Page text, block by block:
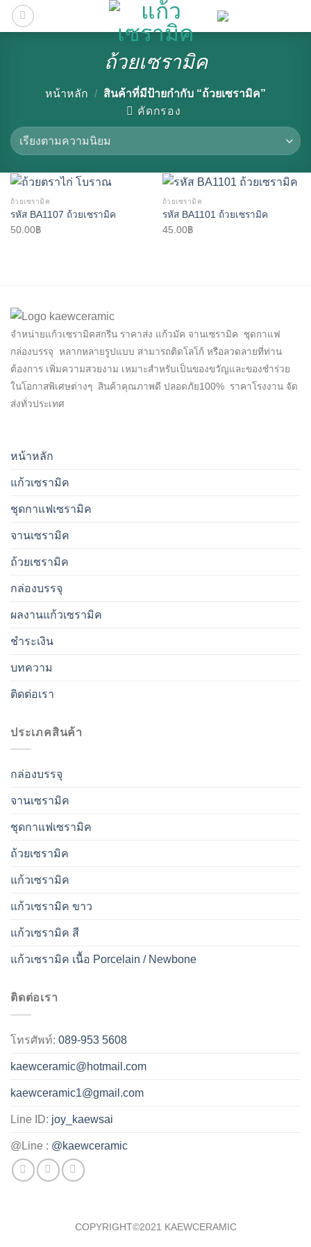
Skip
ถ้วยเซรามิค
หน้าหลัก / สินค้าที่มีป้ายกำกับ “ถ้วยเซรามิค”
คัดกรอง
ถ้วยเซรามิค
รหัส BA1107 ถ้วยเซรามิค
50.00฿
ถ้วยเซรามิค
รหัส BA1101 ถ้วยเซรามิค
45.00฿
จำหน่ายแก้วเซรามิคสกรีน ราคาส่ง แก้วมัค จานเซรามิค ชุดกาแฟ
กล่องบรรจุ หลากหลายรูปแบบ สามารถติดโลโก้ หรือลวดลายที่ท่าน
ต้องการ เพิ่มความสวยงาม เหมาะสำหรับเป็นของขวัญและของชำร่วย
ในโอกาสพิเศษต่างๆ สินค้าคุณภาพดี ปลอดภัย100% ราคาโรงงาน จัด
ส่งทั่วประเทศ
หน้าหลัก
แก้วเซรามิค
ชุดกาแฟเซรามิค
จานเซรามิค
ถ้วยเซรามิค
กล่องบรรจุ
ผลงานแก้วเซรามิค
ชำระเงิน
บทความ
ติดต่อเรา
ประเภคสินค้า
กล่องบรรจุ
จานเซรามิค
ชุดกาแฟเซรามิค
ถ้วยเซรามิค
แก้วเซรามิค
แก้วเซรามิค ขาว
แก้วเซรามิค สี
แก้วเซรามิค เนื้อ Porcelain / Newbone
ติดต่อเรา
โทรศัพท์: 089-953 5608
kaewceramic@hotmail.com
kaewceramic1@gmail.com
Line ID: joy_kaewsai
@Line : @kaewceramic
COPYRIGHT©2021 KAEWCERAMIC